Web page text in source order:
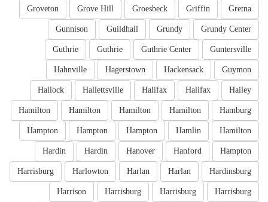
Gretna
Griffin
Groesbeck
Grove Hill
Groveton
Grundy Center
Grundy
Guildhall
Gunnison
Guntersville
Guthrie Center
Guthrie
Guthrie
Guymon
Hackensack
Hagerstown
Hahnville
Hailey
Halifax
Halifax
Hallettsville
Hallock
Hamburg
Hamilton
Hamilton
Hamilton
Hamilton
Hamilton
Hamlin
Hampton
Hampton
Hampton
Hampton
Hanford
Hanover
Hardin
Hardin
Hardinsburg
Harlan
Harlan
Harlowton
Harrisburg
Harrisburg
Harrisburg
Harrisburg
Harrison